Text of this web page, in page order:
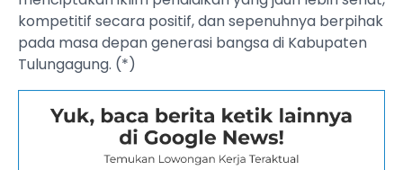
kompetitif secara positif, dan sepenuhnya berpihak
pada masa depan generasi bangsa di Kabupaten
Tulungagung. (*)